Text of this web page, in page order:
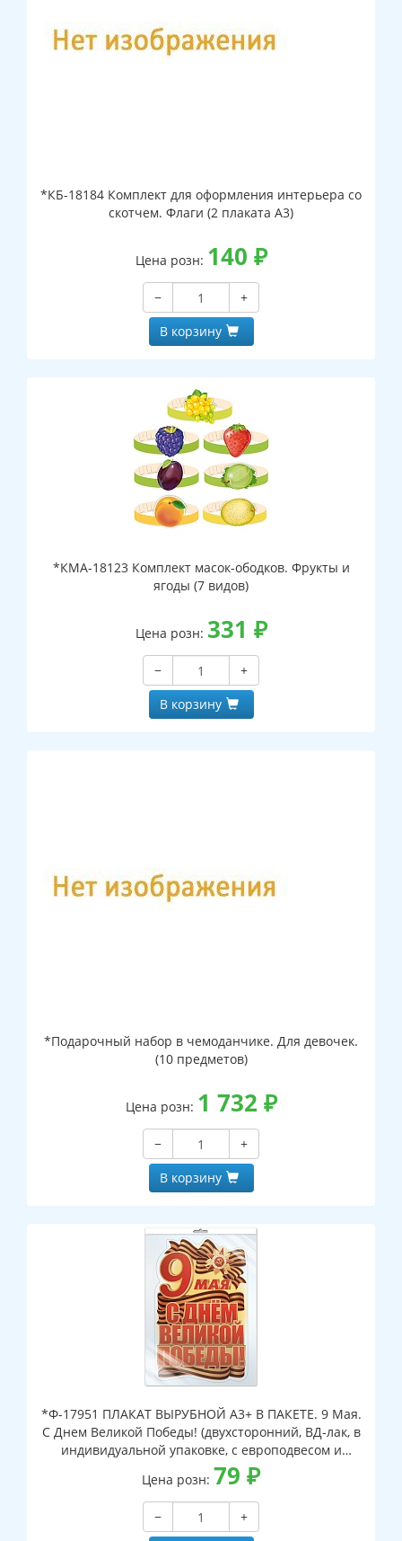
*КБ-18184 Комплект для оформления интерьера со
скотчем. Флаги (2 плаката А3)
Цена розн: 140 ₽
−
+
В корзину
*КМА-18123 Комплект масок-ободков. Фрукты и
ягоды (7 видов)
Цена розн: 331 ₽
−
+
В корзину
*Подарочный набор в чемоданчике. Для девочек.
(10 предметов)
Цена розн: 1 732 ₽
−
+
В корзину
*Ф-17951 ПЛАКАТ ВЫРУБНОЙ А3+ В ПАКЕТЕ. 9 Мая.
С Днем Великой Победы! (двухсторонний, ВД-лак, в
индивидуальной упаковке, с европодвесом и
клеевым клапаном)
Цена розн: 79 ₽
−
+